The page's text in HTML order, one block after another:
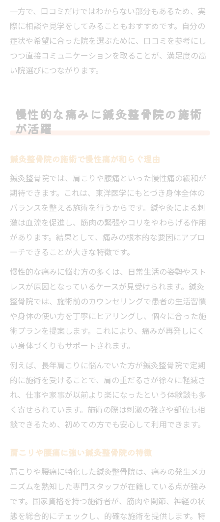
一方で、口コミだけではわからない部分もあるため、実
際に相談や見学をしてみることもおすすめです。自分の
症状や希望に合った院を選ぶために、口コミを参考にし
つつ直接コミュニケーションを取ることが、満足度の高
い院選びにつながります。
慢性的な痛みに鍼灸整骨院の施術
が活躍
鍼灸整骨院の施術で慢性痛が和らぐ理由
鍼灸整骨院では、肩こりや腰痛といった慢性痛の緩和が
期待できます。これは、東洋医学にもとづき身体全体の
バランスを整える施術を行うからです。鍼や灸による刺
激は血流を促進し、筋肉の緊張やコリをやわらげる作用
があります。結果として、痛みの根本的な要因にアプロ
ーチできることが大きな特徴です。
慢性的な痛みに悩む方の多くは、日常生活の姿勢やスト
レスが原因となっているケースが見受けられます。鍼灸
整骨院では、施術前のカウンセリングで患者の生活習慣
や身体の使い方を丁寧にヒアリングし、個々に合った施
術プランを提案します。これにより、痛みが再発しにく
い身体づくりもサポートされます。
例えば、長年肩こりに悩んでいた方が鍼灸整骨院で定期
的に施術を受けることで、肩の重だるさが徐々に軽減さ
れ、仕事や家事が以前より楽になったという体験談も多
く寄せられています。施術の際は刺激の強さや部位も相
談できるため、初めての方でも安心して利用できます。
肩こりや腰痛に強い鍼灸整骨院の特徴
肩こりや腰痛に特化した鍼灸整骨院は、痛みの発生メカ
ニズムを熟知した専門スタッフが在籍している点が強み
です。国家資格を持つ施術者が、筋肉や関節、神経の状
態を総合的にチェックし、的確な施術を提供します。特